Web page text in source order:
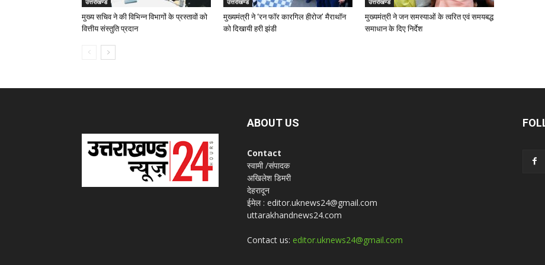
मुख्य सचिव ने की विभिन्न विभागों के प्रस्तावों को
वित्तीय संस्तुति प्रदान
मुख्यमंत्री ने ‘रन फॉर कारगिल हीरोज’ मैराथॉन
को दिखायी हरी झंडी
मुख्यमंत्री ने जन समस्याओं के त्वरित एवं समयबद्ध
समाधान के दिए निर्देश
ABOUT US
Contact
स्वामी /संपादक
अखिलेश डिमरी
देहरादून
ईमेल : editor.uknews24@gmail.com
uttarakhandnews24.com
Contact us: editor.uknews24@gmail.com